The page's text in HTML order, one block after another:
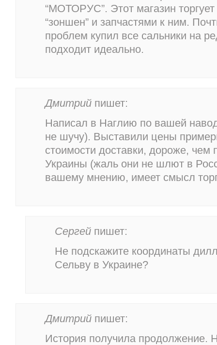
“МОТОРУС”. Этот магазин
“зоншен” и запчастями к ним.
проблем купил все сальники на
подходит идеально.
Дмитрий пишет:
Написал в Наглию по вашей
не шучу). Выставили цены
стоимости доставки, дороже, чем
Украины (жаль они не шлют в
вашему мнению, имеет смысл
Сергей пишет:
Не подскажите координаты
Сельву в Украине?
Дмитрий пишет:
История получила продолжение.